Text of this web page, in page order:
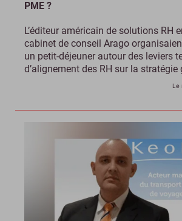
PME ?
L’éditeur américain de solutions RH
cabinet de conseil Arago
un petit-déjeuner autour des leviers
d’alignement des RH sur la stratégie
Le